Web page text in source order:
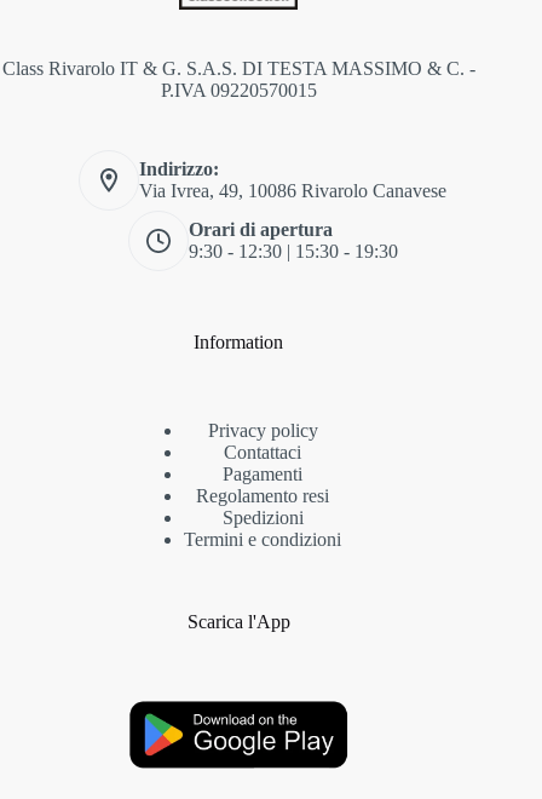
Class Rivarolo IT & G. S.A.S. DI TESTA MASSIMO & C. -
P.IVA 09220570015
Indirizzo:
Via Ivrea, 49, 10086 Rivarolo Canavese
Orari di apertura
9:30 - 12:30 | 15:30 - 19:30
Information
Privacy policy
Contattaci
Pagamenti
Regolamento resi
Spedizioni
Termini e condizioni
Scarica l'App